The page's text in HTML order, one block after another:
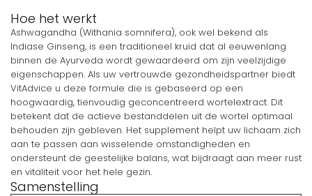
Hoe het werkt
Ashwagandha (Withania somnifera), ook wel bekend als
Indiase Ginseng, is een traditioneel kruid dat al eeuwenlang
binnen de Ayurveda wordt gewaardeerd om zijn veelzijdige
eigenschappen. Als uw vertrouwde gezondheidspartner biedt
VitAdvice u deze formule die is gebaseerd op een
hoogwaardig, tienvoudig geconcentreerd wortelextract. Dit
betekent dat de actieve bestanddelen uit de wortel optimaal
behouden zijn gebleven. Het supplement helpt uw lichaam zich
aan te passen aan wisselende omstandigheden en
ondersteunt de geestelijke balans, wat bijdraagt aan meer rust
en vitaliteit voor het hele gezin.
Samenstelling